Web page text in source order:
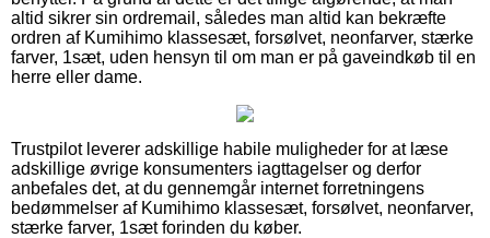
altid sikrer sin ordremail, således man altid kan bekræfte
ordren af Kumihimo klassesæt, forsølvet, neonfarver, stærke
farver, 1sæt, uden hensyn til om man er på gaveindkøb til en
herre eller dame.
Trustpilot leverer adskillige habile muligheder for at læse
adskillige øvrige konsumenters iagttagelser og derfor
anbefales det, at du gennemgår internet forretningens
bedømmelser af Kumihimo klassesæt, forsølvet, neonfarver,
stærke farver, 1sæt forinden du køber.